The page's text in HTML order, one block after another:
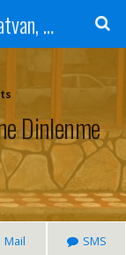
Ajans13.com - Bitlis Haber, Tatvan, Ahlat, Adilcevaz, Mutki, Hizan, Güroymak, Gazete, Ajans, 13, Haber
Dinlenme
Mail SMS